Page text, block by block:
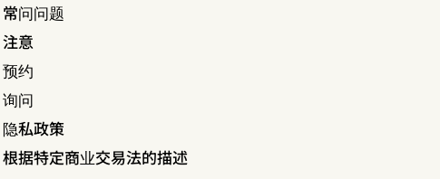
在京都享受正宗文化体验｜寺
社·和服·和风体验 🍵👘
常问问题
注意
预约
询问
隐私政策
根据特定商业交易法的描述